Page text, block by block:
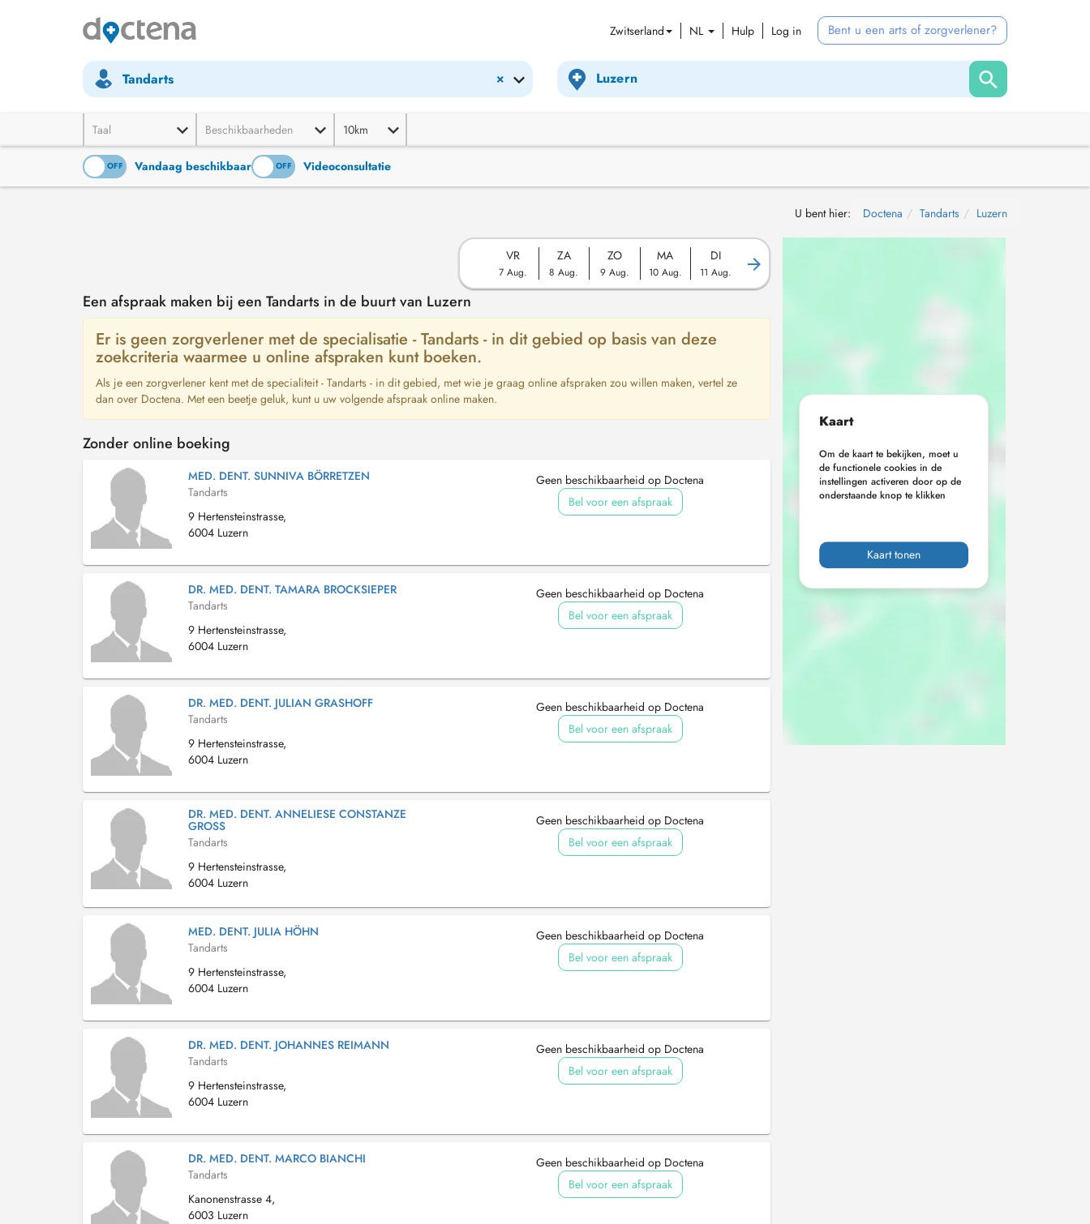
Zwitserland NL Hulp Log in Bent u een arts of zorgverlener?
×
Tandarts
Taal Beschikbaarheden 10km
OFF Vandaag beschikbaar
ON OFF Videoconsultatie
U bent hier: Doctena Tandarts Luzern
VR
7 Aug.
ZA
8 Aug.
ZO
9 Aug.
MA
10 Aug.
DI
11 Aug.
Een afspraak maken bij een Tandarts in de buurt van Luzern
Er is geen zorgverlener met de specialisatie - Tandarts - in dit gebied op basis van deze
zoekcriteria waarmee u online afspraken kunt boeken.
Als je een zorgverlener kent met de specialiteit - Tandarts - in dit gebied, met wie je graag online afspraken zou willen maken, vertel ze
dan over Doctena. Met een beetje geluk, kunt u uw volgende afspraak online maken.
Zonder online boeking
MED. DENT. SUNNIVA BÖRRETZEN
Tandarts
9 Hertensteinstrasse,
6004 Luzern
Geen beschikbaarheid op Doctena
Bel voor een afspraak
DR. MED. DENT. TAMARA BROCKSIEPER
Tandarts
9 Hertensteinstrasse,
6004 Luzern
Geen beschikbaarheid op Doctena
Bel voor een afspraak
DR. MED. DENT. JULIAN GRASHOFF
Tandarts
9 Hertensteinstrasse,
6004 Luzern
Geen beschikbaarheid op Doctena
Bel voor een afspraak
DR. MED. DENT. ANNELIESE CONSTANZE
GROSS
Tandarts
9 Hertensteinstrasse,
6004 Luzern
Geen beschikbaarheid op Doctena
Bel voor een afspraak
MED. DENT. JULIA HÖHN
Tandarts
9 Hertensteinstrasse,
6004 Luzern
Geen beschikbaarheid op Doctena
Bel voor een afspraak
DR. MED. DENT. JOHANNES REIMANN
Tandarts
9 Hertensteinstrasse,
6004 Luzern
Geen beschikbaarheid op Doctena
Bel voor een afspraak
DR. MED. DENT. MARCO BIANCHI
Tandarts
Kanonenstrasse 4,
6003 Luzern
Geen beschikbaarheid op Doctena
Bel voor een afspraak
Kaart
Om de kaart te bekijken, moet u
de functionele cookies in de
instellingen activeren door op de
onderstaande knop te klikken
Kaart tonen